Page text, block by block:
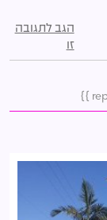
הגב לתגובה
זו